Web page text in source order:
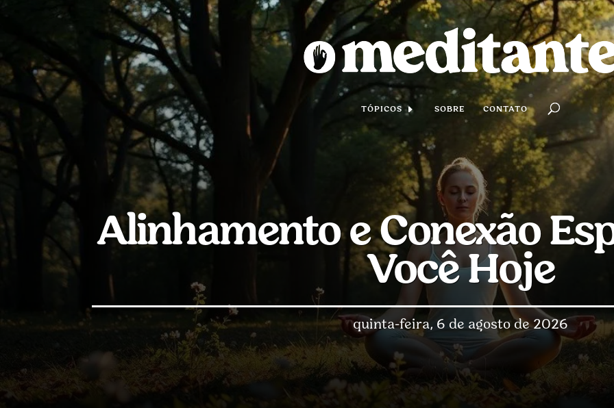
TÓPICOS SOBRE CONTATO
Alinhamento e Conexão
Você Hoje
quinta-feira, 6 de agosto de 2026